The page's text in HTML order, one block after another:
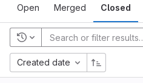
Open Merged Closed
Created date